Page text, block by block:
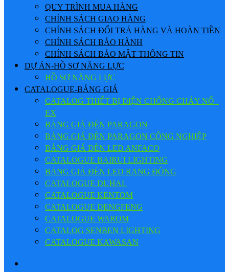
QUY TRÌNH MUA HÀNG
CHÍNH SÁCH GIAO HÀNG
CHÍNH SÁCH ĐỔI TRẢ HÀNG VÀ HOÀN TIỀN
CHÍNH SÁCH BẢO HÀNH
CHÍNH SÁCH BẢO MẬT THÔNG TIN
DỰ ÁN-HỒ SƠ NĂNG LỰC
HỒ SƠ NĂNG LỰC
CATALOGUE-BẢNG GIÁ
CATALOG THIẾT BỊ ĐIỆN CHỐNG CHÁY NỔ -
EX
BẢNG GIÁ ĐÈN PARAGON
BẢNG GIÁ ĐÈN PARAGON CÔNG NGHIỆP
BẢNG GIÁ ĐÈN LED ANFACO
CATALOGUE BAIRUI LIGHTING
BẢNG GIÁ ĐÈN LED RẠNG ĐÔNG
CATALOGUE DUHAL
CATALOGUE KENTOM
CATALOGUE DENGFENG
CATALOGUE WAROM
CATALOG SENBEN LIGHTING
CATALOGUE KAWASAN